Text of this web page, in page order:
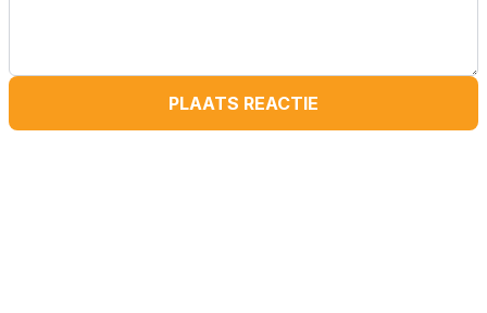
PLAATS REACTIE